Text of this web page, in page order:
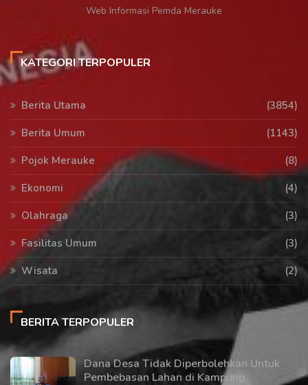
Web Informasi Pemda Merauke
KATEGORI TERPOPULER
Berita Utama
(3854)
Berita Umum
(1143)
Pojok Merauke
(8)
Ekonomi
(4)
Olahraga
(3)
Fasilitas Umum
(3)
Wisata
(2)
BERITA TERPOPULER
Dana Desa Tidak Diperbolehkan Untuk
Pembebasan Lahan di Kampung